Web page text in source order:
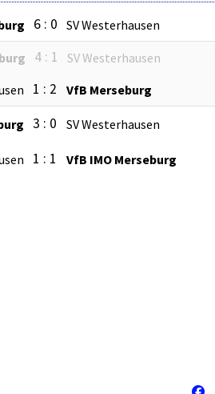
6 : 0 SV Westerhausen
4 : 1
SV Westerhausen
1 : 2 VfB Merseburg
3 : 0 SV Westerhausen
1 : 1 VfB IMO Merseburg